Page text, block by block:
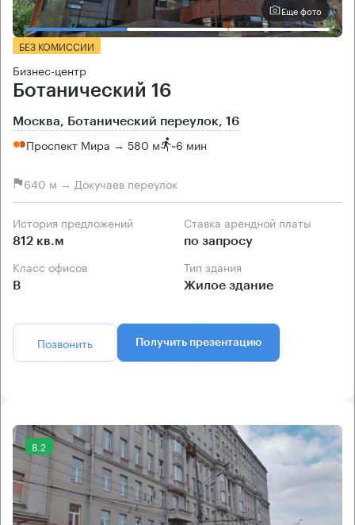
Еще фото
БЕЗ КОМИССИИ
Бизнес-центр
Ботанический 16
Москва, Ботанический переулок, 16
Проспект Мира → 580 м ~6 мин
640 м → Докучаев переулок
История предложений
812 кв.м
Ставка арендной платы
по запросу
Класс офисов
B
Тип здания
Жилое здание
Позвонить Получить презентацию
8.2